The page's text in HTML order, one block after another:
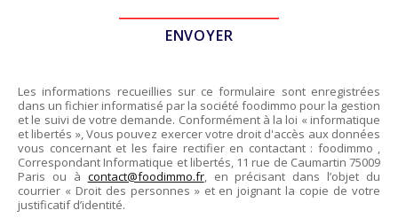
Les informations recueillies sur ce formulaire sont enregistrées
dans un fichier informatisé par la société foodimmo pour la gestion
et le suivi de votre demande. Conformément à la loi « informatique
et libertés », Vous pouvez exercer votre droit d'accès aux données
vous concernant et les faire rectifier en contactant : foodimmo ,
Correspondant Informatique et libertés, 11 rue de Caumartin 75009
Paris ou à contact@foodimmo.fr, en précisant dans l’objet du
courrier « Droit des personnes » et en joignant la copie de votre
justificatif d’identité.